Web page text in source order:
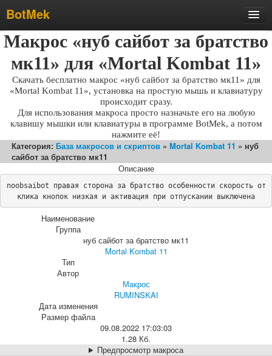
BotMek
Скачать
Обзор
Обновления
Инструкция
Статьи
Бесплатные макросы
Тарифы
Отзывы
Поддержка
Макрос «нуб сайбот за братство
мк11» для «Mortal Kombat 11»
Скачать бесплатно макрос «нуб сайбот за братство мк11» для
«Mortal Kombat 11», установка на простую мышь и клавиатуру
происходит сразу.
Для использования макроса просто назначьте его на любую
клавишу мышки или клавиатуры в программе BotMek, а потом
нажмите её!
Категория: База макросов и скриптов » Mortal Kombat 11 » нуб
сайбот за братство мк11
Описание
noobsaibot правая сторона за братство особенности скорость от
клика кнопок низкая и активация при отпускании выключена
Наименование
Группа
нуб сайбот за братство мк11
Mortal Kombat 11
Тип
Автор
Макрос
RUMINSKAI
Дата изменения
Размер файла
09.08.2022 17:03:03
1.28 Кб.
Предпросмотр макроса